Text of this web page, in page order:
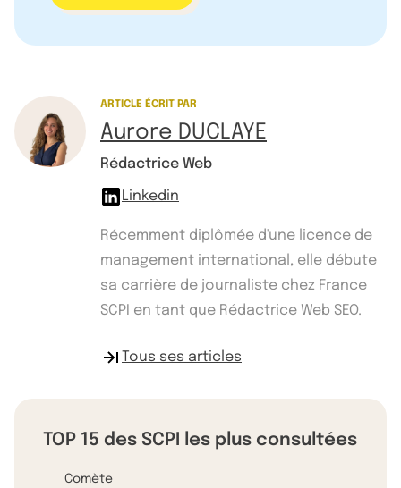
ARTICLE ÉCRIT PAR
Aurore DUCLAYE
Rédactrice Web
Linkedin
Récemment diplômée d'une licence de
management international, elle débute
sa carrière de journaliste chez France
SCPI en tant que Rédactrice Web SEO.
Tous ses articles
TOP 15 des SCPI les plus consultées
Comète